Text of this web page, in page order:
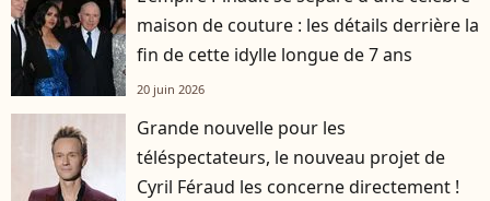
maison de couture : les détails derrière la
fin de cette idylle longue de 7 ans
20 juin 2026
Grande nouvelle pour les
téléspectateurs, le nouveau projet de
Cyril Féraud les concerne directement !